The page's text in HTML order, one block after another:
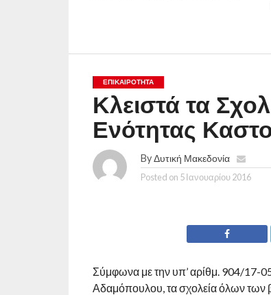
ΕΠΙΚΑΙΡΟΤΗΤΑ
Κλειστά τα
Ενότητας
ByΔυτική Μακεδονία
Posted on 5 Ιανουαρίου 2016
Σύμφωνα με την υπ’ αρίθμ. 904/17-
Αδαμόπουλου, τα σχολεία όλων των